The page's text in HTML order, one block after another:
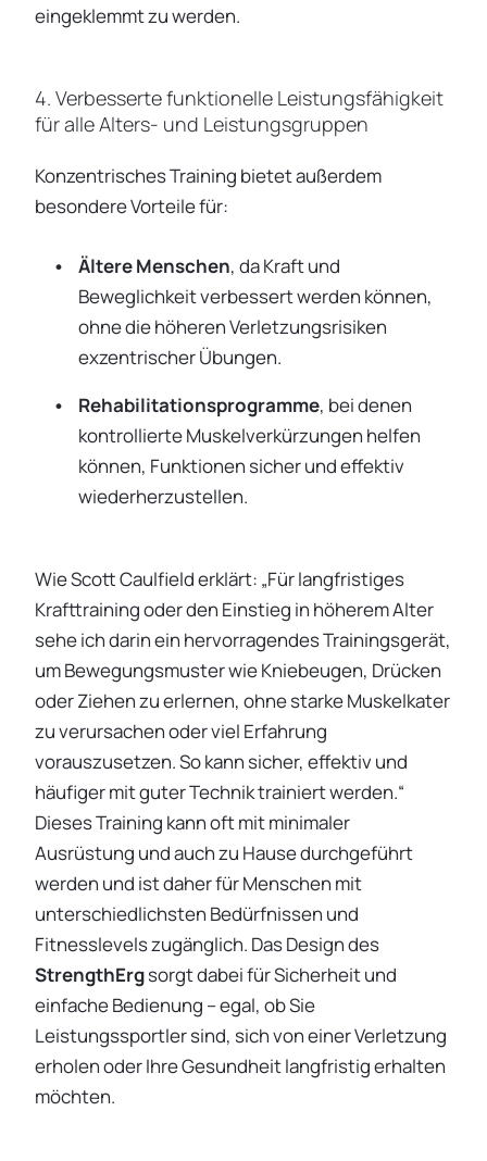
eingeklemmt zu werden.
4. Verbesserte funktionelle Leistungsfähigkeit
für alle Alters- und Leistungsgruppen
Konzentrisches Training bietet außerdem
besondere Vorteile für:
Ältere Menschen, da Kraft und
Beweglichkeit verbessert werden können,
ohne die höheren Verletzungsrisiken
exzentrischer Übungen.
Rehabilitationsprogramme, bei denen
kontrollierte Muskelverkürzungen helfen
können, Funktionen sicher und effektiv
wiederherzustellen.
Wie Scott Caulfield erklärt: „Für langfristiges
Krafttraining oder den Einstieg in höherem Alter
sehe ich darin ein hervorragendes Trainingsgerät,
um Bewegungsmuster wie Kniebeugen, Drücken
oder Ziehen zu erlernen, ohne starke Muskelkater
zu verursachen oder viel Erfahrung
vorauszusetzen. So kann sicher, effektiv und
häufiger mit guter Technik trainiert werden.“
Dieses Training kann oft mit minimaler
Ausrüstung und auch zu Hause durchgeführt
werden und ist daher für Menschen mit
unterschiedlichsten Bedürfnissen und
Fitnesslevels zugänglich. Das Design des
StrengthErgsorgt dabei für Sicherheit und
einfache Bedienung – egal, ob Sie
Leistungssportler sind, sich von einer Verletzung
erholen oder Ihre Gesundheit langfristig erhalten
möchten.